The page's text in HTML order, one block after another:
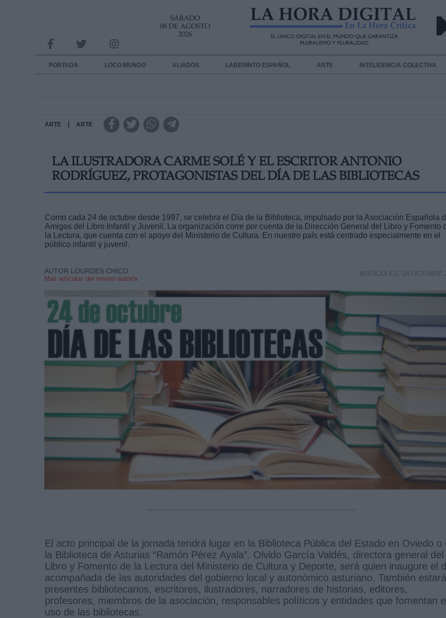
SÁBADO
08 DE AGOSTO
2026
PORTADA LOCO MUNDO ALIADOS LABERINTO ESPAÑOL ARTE INTELIGENCIA COLECTIVA
ARTE ARTE
LA ILUSTRADORA CARME SOLÉ Y EL ESCRITOR ANTONIO
RODRÍGUEZ, PROTAGONISTAS DEL DÍA DE LAS BIBLIOTECAS
Como cada 24 de octubre desde 1997, se celebra el Día de la Biblioteca, impulsado por la Asociación Española
Amigos del Libro Infantil y Juvenil. La organización corre por cuenta de la Dirección General del Libro y Fomento
la Lectura, que cuenta con el apoyo del Ministerio de Cultura. En nuestro país está centrado especialmente en el
público infantil y juvenil.
AUTOR LOURDES CHICO
Mas artículos del mismo autor/a
MIÉRCOLES, 24 OCTUBRE
El acto principal de la jornada tendrá lugar en la Biblioteca Pública del Estado en Oviedo o
la Biblioteca de Asturias “Ramón Pérez Ayala”. Olvido García Valdés, directora general del
Libro y Fomento de la Lectura del Ministerio de Cultura y Deporte, será quien inaugure el
acompañada de las autoridades del gobierno local y autonómico asturiano. También
presentes bibliotecarios, escritores, ilustradores, narradores de historias, editores,
profesores, miembros de la asociación, responsables políticos y entidades que fomentan
uso de las bibliotecas.
INFORMACION SOBRE LA PROTECCIÓN DE TUS DATOS
Responsable:
Destinatarios:
link
Información adicional
link